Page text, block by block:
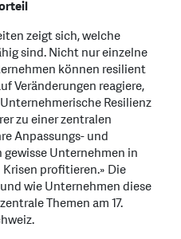
zeigt sich, welche
sind. Nicht nur einzelne
können resilient
Veränderungen reagiere,
Resilienz
zu einer zentralen
Anpassungs- und
Unternehmen in
profitieren.» Die
wie Unternehmen diese
Themen am 17.